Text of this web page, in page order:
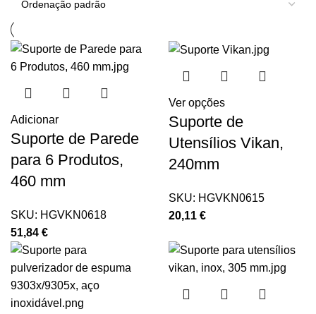
Adicionar
Suporte de Parede
para 6 Produtos,
460 mm
SKU: HGVKN0618
51,84 €
Ver opções
Suporte de
Utensílios Vikan,
240mm
SKU: HGVKN0615
20,11 €